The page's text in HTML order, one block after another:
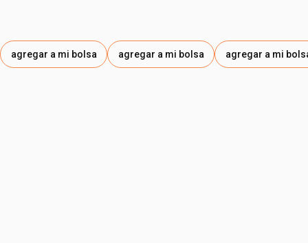
agregar a mi bolsa agregar a mi bolsa agregar a mi